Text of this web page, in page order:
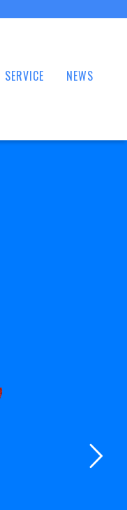
SERVICE NEWS